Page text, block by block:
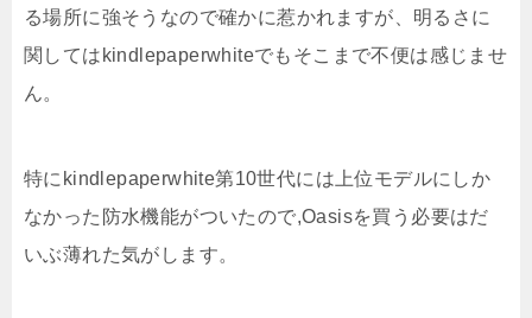
る場所に強そうなので確かに惹かれますが、明るさに
関してはkindlepaperwhiteでもそこまで不便は感じませ
ん。
特にkindlepaperwhite第10世代には上位モデルにしか
なかった防水機能がついたので,Oasisを買う必要はだ
いぶ薄れた気がします。